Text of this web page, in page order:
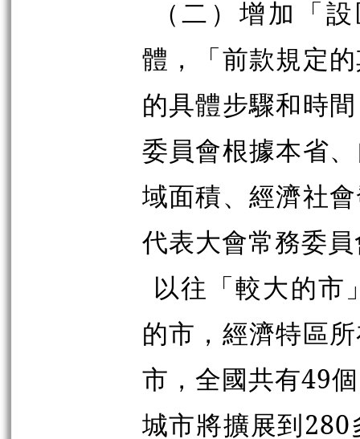
（二）增加「
體，「前款規定
的具體步驟和時
委員會根據本省
域面積、經濟社
代表大會常務委
以往「較大的市
的市，經濟特區
市，全國共有49
城市將擴展到